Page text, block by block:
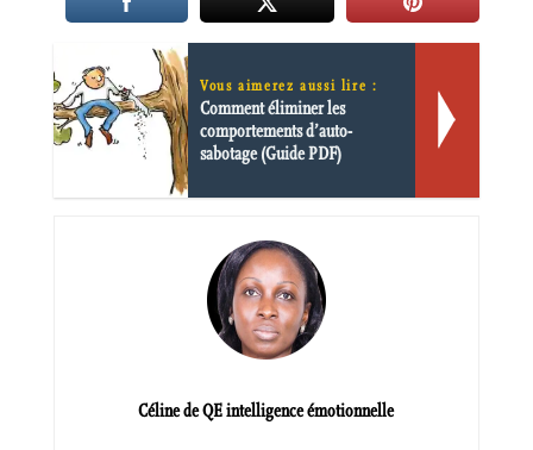
Vous aimerez aussi lire :
Comment éliminer les
comportements d’auto-
sabotage (Guide PDF)
Céline de QE intelligence émotionnelle